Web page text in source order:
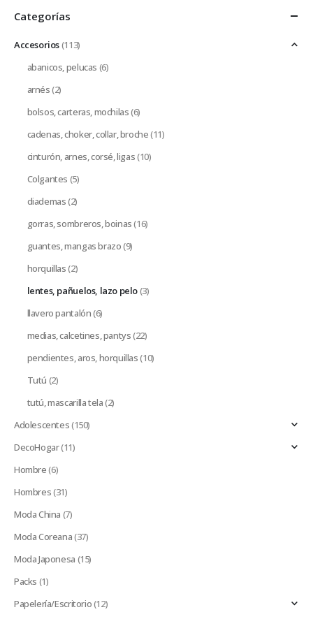
Categorías
Accesorios(113)
abanicos, pelucas (6)
arnés(2)
bolsos, carteras, mochilas(6)
cadenas, choker, collar, broche(11)
cinturón, arnes, corsé, ligas(10)
Colgantes (5)
diademas(2)
gorras, sombreros, boinas(16)
guantes, mangas brazo(9)
horquillas(2)
lentes, pañuelos, lazo pelo(3)
llavero pantalón(6)
medias, calcetines, pantys(22)
pendientes, aros, horquillas(10)
Tutú (2)
tutú, mascarilla tela(2)
Adolescentes(150)
DecoHogar(11)
Hombre(6)
Hombres(31)
Moda China (7)
Moda Coreana(37)
Moda Japonesa (15)
Packs (1)
Papelería/Escritorio(12)